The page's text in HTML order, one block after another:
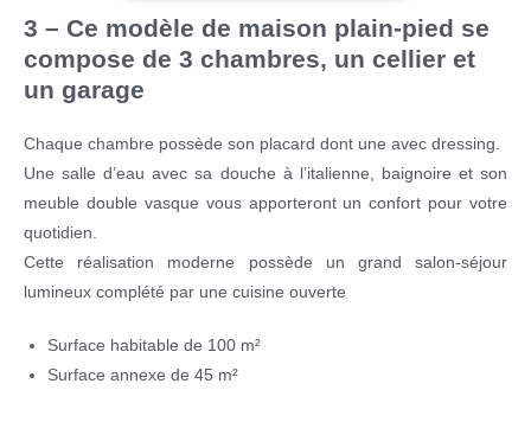
3 – Ce modèle de maison plain-pied se
compose de 3 chambres, un cellier et
un garage
Chaque chambre possède son placard dont une avec dressing.
Une salle d’eau avec sa douche à l’italienne, baignoire et son
meuble double vasque vous apporteront un confort pour votre
quotidien.
Cette réalisation moderne possède un grand salon-séjour
lumineux complété par une cuisine ouverte
Surface habitable de 100 m²
Surface annexe de 45 m²